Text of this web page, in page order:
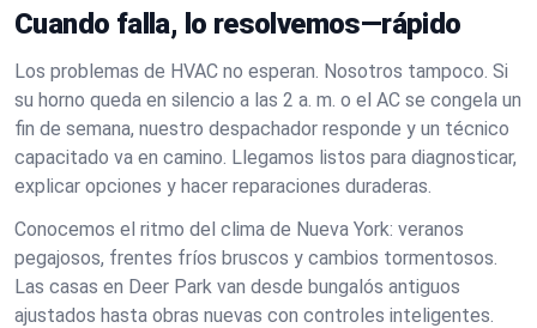
Cuando falla, lo resolvemos—rápido
Los problemas de HVAC no esperan. Nosotros tampoco. Si
su horno queda en silencio a las 2 a. m. o el AC se congela un
fin de semana, nuestro despachador responde y un técnico
capacitado va en camino. Llegamos listos para diagnosticar,
explicar opciones y hacer reparaciones duraderas.
Conocemos el ritmo del clima de Nueva York: veranos
pegajosos, frentes fríos bruscos y cambios tormentosos.
Las casas en Deer Park van desde bungalós antiguos
ajustados hasta obras nuevas con controles inteligentes.